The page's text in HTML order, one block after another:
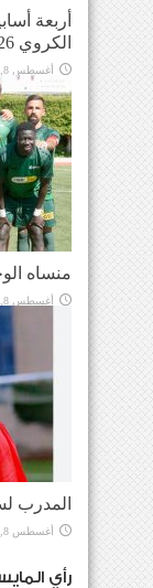
أربعة
الكروي 2026-2027
أغسطس 8, 2026
منساه
أغسطس 8, 2026
المدرب
أغسطس 8, 2026
رأي